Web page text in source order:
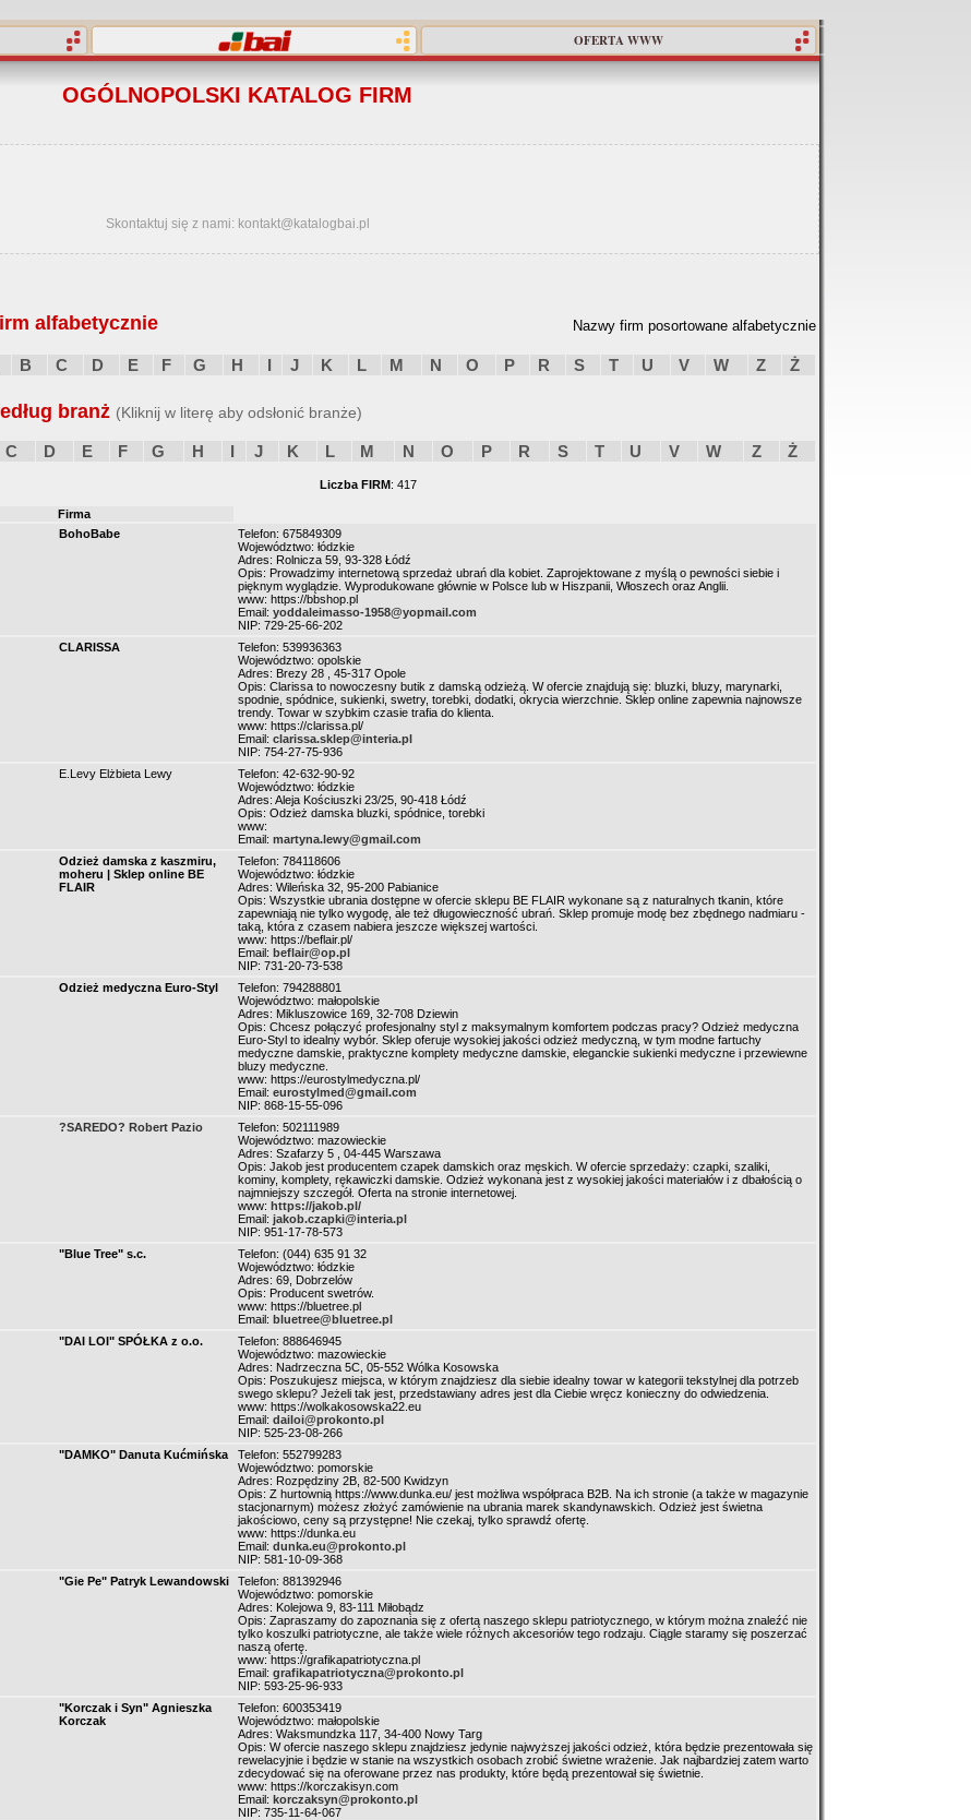
OFERTA WWW
OGÓLNOPOLSKI KATALOG FIRM
Skontaktuj się z nami: kontakt@katalogbai.pl
alfabetycznie Nazwy firm posortowane alfabetycznie
B C D E F G H I J K L M N O P R S T U V W Z Ż
branż (Kliknij w literę aby odsłonić branże)
C D E F G H I J K L M N O P R S T U V W Z Ż
Liczba FIRM: 417
Firma
BohoBabe
Telefon: 675849309
Województwo: łódzkie
Adres: Rolnicza 59, 93-328 Łódź
Opis: Prowadzimy internetową sprzedaż ubrań dla kobiet. Zaprojektowane z myślą o pewności siebie i
pięknym wyglądzie. Wyprodukowane głównie w Polsce lub w Hiszpanii, Włoszech oraz Anglii.
www: https://bbshop.pl
Email: yoddaleimasso-1958@yopmail.com
NIP: 729-25-66-202
CLARISSA
Telefon: 539936363
Województwo: opolskie
Adres: Brezy 28 , 45-317 Opole
Opis: Clarissa to nowoczesny butik z damską odzieżą. W ofercie znajdują się: bluzki, bluzy, marynarki,
spodnie, spódnice, sukienki, swetry, torebki, dodatki, okrycia wierzchnie. Sklep online zapewnia najnowsze
trendy. Towar w szybkim czasie trafia do klienta.
www: https://clarissa.pl/
Email: clarissa.sklep@interia.pl
NIP: 754-27-75-936
E.Levy Elżbieta Lewy
Telefon: 42-632-90-92
Województwo: łódzkie
Adres: Aleja Kościuszki 23/25, 90-418 Łódź
Opis: Odzież damska bluzki, spódnice, torebki
www:
Email: martyna.lewy@gmail.com
Odzież damska z kaszmiru,
moheru | Sklep online BE
FLAIR
Telefon: 784118606
Województwo: łódzkie
Adres: Wileńska 32, 95-200 Pabianice
Opis: Wszystkie ubrania dostępne w ofercie sklepu BE FLAIR wykonane są z naturalnych tkanin, które
zapewniają nie tylko wygodę, ale też długowieczność ubrań. Sklep promuje modę bez zbędnego nadmiaru -
taką, która z czasem nabiera jeszcze większej wartości.
www: https://beflair.pl/
Email: beflair@op.pl
NIP: 731-20-73-538
Odzież medyczna Euro-Styl
Telefon: 794288801
Województwo: małopolskie
Adres: Mikluszowice 169, 32-708 Dziewin
Opis: Chcesz połączyć profesjonalny styl z maksymalnym komfortem podczas pracy? Odzież medyczna
Euro-Styl to idealny wybór. Sklep oferuje wysokiej jakości odzież medyczną, w tym modne fartuchy
medyczne damskie, praktyczne komplety medyczne damskie, eleganckie sukienki medyczne i przewiewne
bluzy medyczne.
www: https://eurostylmedyczna.pl/
Email: eurostylmed@gmail.com
NIP: 868-15-55-096
?SAREDO? Robert Pazio
Telefon: 502111989
Województwo: mazowieckie
Adres: Szafarzy 5 , 04-445 Warszawa
Opis: Jakob jest producentem czapek damskich oraz męskich. W ofercie sprzedaży: czapki, szaliki,
kominy, komplety, rękawiczki damskie. Odzież wykonana jest z wysokiej jakości materiałów i z dbałością o
najmniejszy szczegół. Oferta na stronie internetowej.
www: https://jakob.pl/
Email: jakob.czapki@interia.pl
NIP: 951-17-78-573
"Blue Tree" s.c.
Telefon: (044) 635 91 32
Województwo: łódzkie
Adres: 69, Dobrzelów
Opis: Producent swetrów.
www: https://bluetree.pl
Email: bluetree@bluetree.pl
"DAI LOI" SPÓŁKA z o.o.
Telefon: 888646945
Województwo: mazowieckie
Adres: Nadrzeczna 5C, 05-552 Wólka Kosowska
Opis: Poszukujesz miejsca, w którym znajdziesz dla siebie idealny towar w kategorii tekstylnej dla potrzeb
swego sklepu? Jeżeli tak jest, przedstawiany adres jest dla Ciebie wręcz konieczny do odwiedzenia.
www: https://wolkakosowska22.eu
Email: dailoi@prokonto.pl
NIP: 525-23-08-266
"DAMKO" Danuta Kućmińska
Telefon: 552799283
Województwo: pomorskie
Adres: Rozpędziny 2B, 82-500 Kwidzyn
Opis: Z hurtownią https://www.dunka.eu/ jest możliwa współpraca B2B. Na ich stronie (a także w magazynie
stacjonarnym) możesz złożyć zamówienie na ubrania marek skandynawskich. Odzież jest świetna
jakościowo, ceny są przystępne! Nie czekaj, tylko sprawdź ofertę.
www: https://dunka.eu
Email: dunka.eu@prokonto.pl
NIP: 581-10-09-368
"Gie Pe" Patryk Lewandowski
Telefon: 881392946
Województwo: pomorskie
Adres: Kolejowa 9, 83-111 Miłobądz
Opis: Zapraszamy do zapoznania się z ofertą naszego sklepu patriotycznego, w którym można znaleźć nie
tylko koszulki patriotyczne, ale także wiele różnych akcesoriów tego rodzaju. Ciągle staramy się poszerzać
naszą ofertę.
www: https://grafikapatriotyczna.pl
Email: grafikapatriotyczna@prokonto.pl
NIP: 593-25-96-933
"Korczak i Syn" Agnieszka
Korczak
Telefon: 600353419
Województwo: małopolskie
Adres: Waksmundzka 117, 34-400 Nowy Targ
Opis: W ofercie naszego sklepu znajdziesz jedynie najwyższej jakości odzież, która będzie prezentowała się
rewelacyjnie i będzie w stanie na wszystkich osobach zrobić świetne wrażenie. Jak najbardziej zatem warto
zdecydować się na oferowane przez nas produkty, które będą prezentował się świetnie.
www: https://korczakisyn.com
Email: korczaksyn@prokonto.pl
NIP: 735-11-64-067